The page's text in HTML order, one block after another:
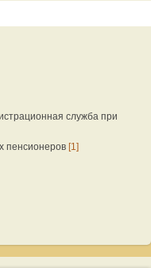
служба при
пенсионеров [1]